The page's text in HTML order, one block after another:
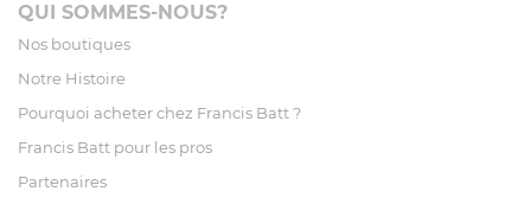
QUI SOMMES-NOUS?
Nos boutiques
Notre Histoire
Pourquoi acheter chez Francis Batt ?
Francis Batt pour les pros
Partenaires